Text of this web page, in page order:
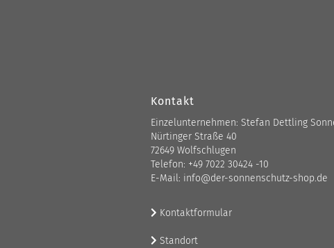
Kontakt
Einzelunternehmen: Stefan Dettling
Nürtinger Straße 40
72649 Wolfschlugen
Telefon: +49 7022 30424 -10
E-Mail: info@der-sonnenschutz-shop.de
Kontaktformular
Standort